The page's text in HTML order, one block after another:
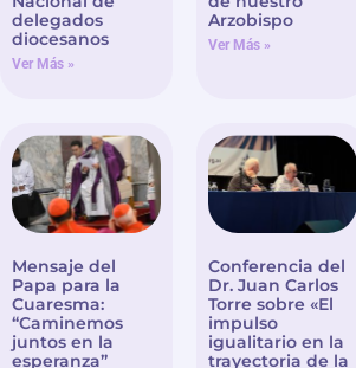
delegados
diocesanos
Ver Más »
Arzobispo
Ver Más »
Mensaje del
Papa para la
Cuaresma:
“Caminemos
juntos en la
esperanza”
Conferencia del
Dr. Juan Carlos
Torre sobre «El
impulso
igualitario en la
trayectoria de la